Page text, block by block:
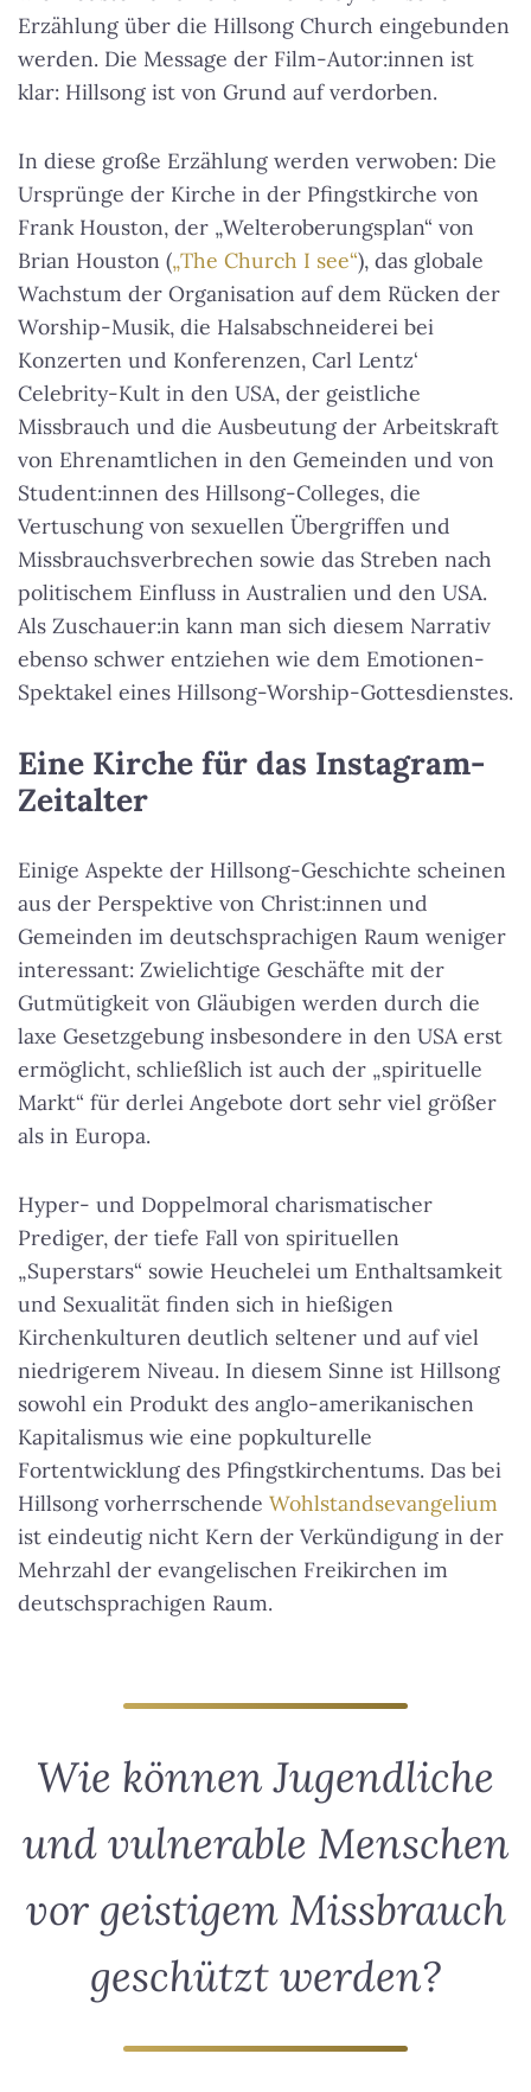
Erzählung über die Hillsong Church eingebunden
werden. Die Message der Film-Autor:innen ist
klar: Hillsong ist von Grund auf verdorben.
In diese große Erzählung werden verwoben: Die
Ursprünge der Kirche in der Pfingstkirche von
Frank Houston, der „Welteroberungsplan“ von
Brian Houston („The Church I see“), das globale
Wachstum der Organisation auf dem Rücken der
Worship-Musik, die Halsabschneiderei bei
Konzerten und Konferenzen, Carl Lentz‘
Celebrity-Kult in den USA, der geistliche
Missbrauch und die Ausbeutung der Arbeitskraft
von Ehrenamtlichen in den Gemeinden und von
Student:innen des Hillsong-Colleges, die
Vertuschung von sexuellen Übergriffen und
Missbrauchsverbrechen sowie das Streben nach
politischem Einfluss in Australien und den USA.
Als Zuschauer:in kann man sich diesem Narrativ
ebenso schwer entziehen wie dem Emotionen-
Spektakel eines Hillsong-Worship-Gottesdienstes.
Eine Kirche für das Instagram-
Zeitalter
Einige Aspekte der Hillsong-Geschichte scheinen
aus der Perspektive von Christ:innen und
Gemeinden im deutschsprachigen Raum weniger
interessant: Zwielichtige Geschäfte mit der
Gutmütigkeit von Gläubigen werden durch die
laxe Gesetzgebung insbesondere in den USA erst
ermöglicht, schließlich ist auch der „spirituelle
Markt“ für derlei Angebote dort sehr viel größer
als in Europa.
Hyper- und Doppelmoral charismatischer
Prediger, der tiefe Fall von spirituellen
„Superstars“ sowie Heuchelei um Enthaltsamkeit
und Sexualität finden sich in hießigen
Kirchenkulturen deutlich seltener und auf viel
niedrigerem Niveau. In diesem Sinne ist Hillsong
sowohl ein Produkt des anglo-amerikanischen
Kapitalismus wie eine popkulturelle
Fortentwicklung des Pfingstkirchentums. Das bei
Hillsong vorherrschende Wohlstandsevangelium
ist eindeutig nicht Kern der Verkündigung in der
Mehrzahl der evangelischen Freikirchen im
deutschsprachigen Raum.
Wie können Jugendliche
und vulnerable Menschen
vor geistigem Missbrauch
geschützt werden?